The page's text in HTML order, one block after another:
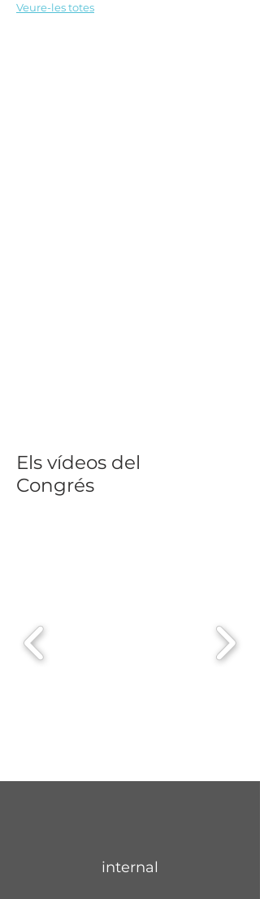
Veure-les totes
Els vídeos del
Congrés
internal